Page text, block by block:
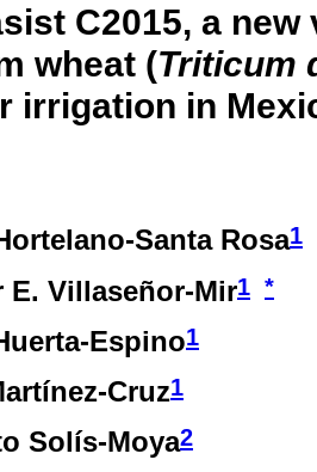
C2015, a new
wheat (Triticum
irrigation in
Santa Rosa1
E. Villaseñor-Mir1 *
Espino1
Cruz1
Solís-Moya2